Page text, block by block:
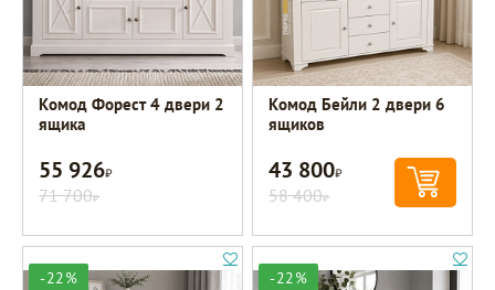
Комод Форест 4 двери 2
ящика
55 926Р
71 700Р
Комод Бейли 2 двери 6
ящиков
43 800Р
58 400Р
-22% -22%